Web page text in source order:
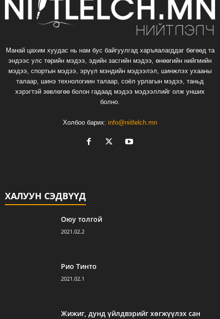
Манай цахим хуудас нь нам бус байгуулгад харъяалагддаг бөгөөд та
эндээс улс төрийн мэдээ, эдийн засгийн мэдээ, өнөөгийн нийгмийн
мэдээ, спортын мэдээ, эрүүл мэндийн мэдээлэл, шинжлэх ухааны
талаар, шинэ технологиин талаар, соёл урлагын мэдээ, таньд
хэрэгтэй зөвлөгөө болон гадаад мэдээ мэдээллийг олж унших
болно.
Холбоо барих: info@niitlelch.mn
ХАЛУУН СЭДВҮҮД
Оюу толгой
2021.02.2
Рио Тинто
2021.02.1
Жижиг, дунд үйлдвэрийг хөгжүүлэх сан